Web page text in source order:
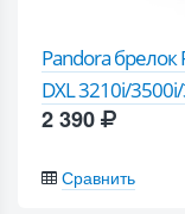
Pandora
DXL 3210i/
2 390
Сравнить